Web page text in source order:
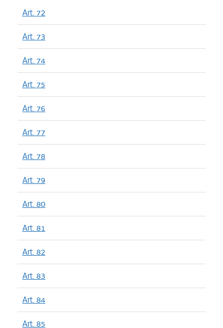
Art. 72
Art. 73
Art. 74
Art. 75
Art. 76
Art. 77
Art. 78
Art. 79
Art. 80
Art. 81
Art. 82
Art. 83
Art. 84
Art. 85